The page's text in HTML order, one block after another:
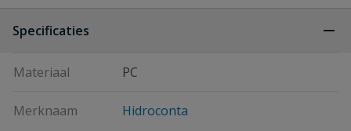
Specificaties
Materiaal PC
Merknaam Hidroconta